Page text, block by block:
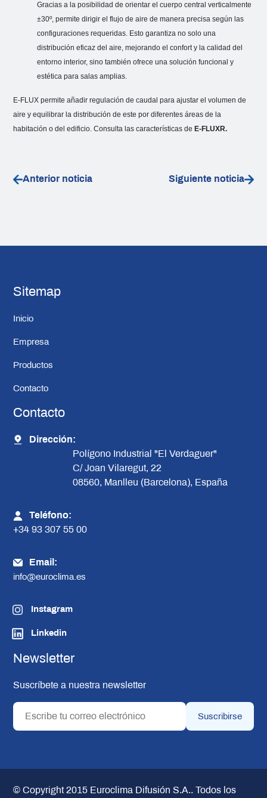
Gracias a la posibilidad de orientar el cuerpo central verticalmente
±30º, permite dirigir el flujo de aire de manera precisa según las
configuraciones requeridas. Esto garantiza no solo una
distribución eficaz del aire, mejorando el confort y la calidad del
entorno interior, sino también ofrece una solución funcional y
estética para salas amplias.
E-FLUX permite añadir regulación de caudal para ajustar el volumen de
aire y equilibrar la distribución de este por diferentes áreas de la
habitación o del edificio. Consulta las características de E-FLUXR.
Anterior noticia Siguiente noticia
Sitemap
Inicio
Empresa
Productos
Contacto
Contacto
Dirección:
Polígono Industrial "El Verdaguer"
C/ Joan Vilaregut, 22
08560, Manlleu (Barcelona), España
Teléfono:
+34 93 307 55 00
Email:
info@euroclima.es
Instagram
Linkedin
Newsletter
Suscríbete a nuestra newsletter
© Copyright 2015 Euroclima Difusión S.A.. Todos los